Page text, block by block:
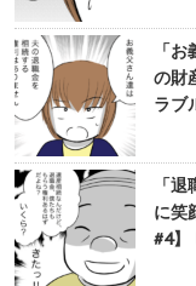
「
の財
ラブ
「
に笑
#4】